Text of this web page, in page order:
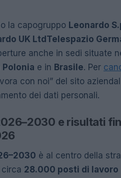
la capogruppo Leonardo
UK Ltd Telespazio
anche in sedi situate
Polonia e in Brasile. Per
con noi” del sito
dei dati personali.
e risultati
è al centro della
28.000 posti di lavoro